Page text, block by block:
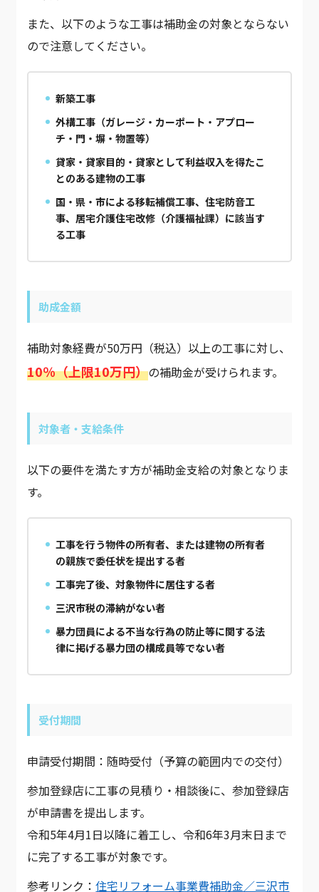
また、以下のような工事は補助金の対象とならない
ので注意してください。
新築工事
外構工事（ガレージ・カーポート・アプロー
チ・門・塀・物置等）
貸家・貸家目的・貸家として利益収入を得たこ
とのある建物の工事
国・県・市による移転補償工事、住宅防音工
事、居宅介護住宅改修（介護福祉課）に該当す
る工事
助成金額
補助対象経費が50万円（税込）以上の工事に対し、
10％（上限10万円）の補助金が受けられます。
対象者・支給条件
以下の要件を満たす方が補助金支給の対象となりま
す。
工事を行う物件の所有者、または建物の所有者
の親族で委任状を提出する者
工事完了後、対象物件に居住する者
三沢市税の滞納がない者
暴力団員による不当な行為の防止等に関する法
律に掲げる暴力団の構成員等でない者
受付期間
申請受付期間：随時受付（予算の範囲内での交付）
参加登録店に工事の見積り・相談後に、参加登録店
が申請書を提出します。
令和5年4月1日以降に着工し、令和6年3月末日まで
に完了する工事が対象です。
参考リンク：住宅リフォーム事業費補助金／三沢市